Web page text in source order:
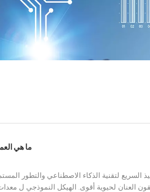
ما هي
السريع لتقنية الذكاء الاصطناعي والتطور
العنان لحيوية أقوى. الهيكل النموذجي ل